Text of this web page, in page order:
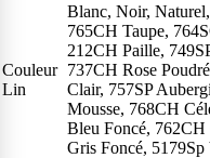
Couleur
Lin
Blanc, Noir,
765CH Taupe,
212CH Paille,
737CH Rose
Clair, 757SP
Mousse, 768CH
Bleu Foncé,
Gris Foncé,